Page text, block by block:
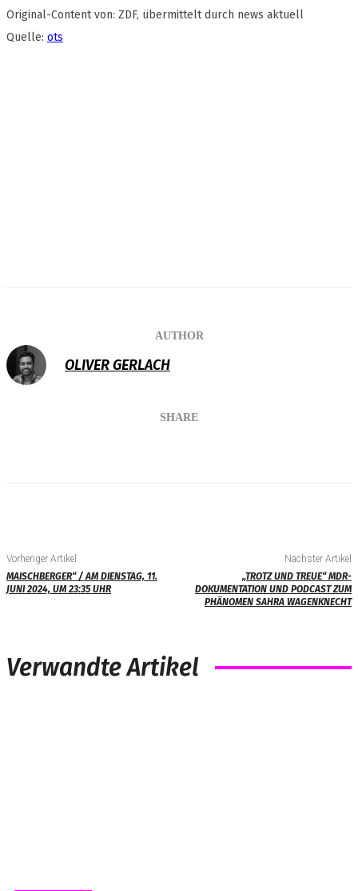
Original-Content von: ZDF, übermittelt durch news aktuell
Quelle: ots
AUTHOR
OLIVER GERLACH
SHARE
Vorheriger Artikel
MAISCHBERGER“ / AM DIENSTAG, 11.
JUNI 2024, UM 23:35 UHR
Nächster Artikel
„TROTZ UND TREUE“ MDR-
DOKUMENTATION UND PODCAST ZUM
PHÄNOMEN SAHRA WAGENKNECHT
Verwandte Artikel